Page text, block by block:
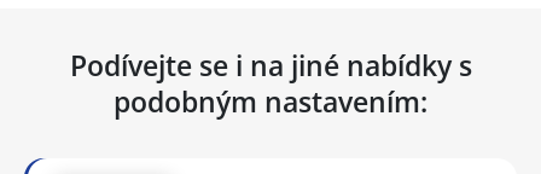
Podívejte se i na jiné nabídky s
podobným nastavením: